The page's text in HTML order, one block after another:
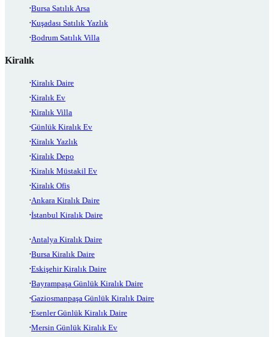
Bursa Satılık Arsa
Kuşadası Satılık Yazlık
Bodrum Satılık Villa
Kiralık
Kiralık Daire
Kiralık Ev
Kiralık Villa
Günlük Kiralık Ev
Kiralık Yazlık
Kiralık Depo
Kiralık Müstakil Ev
Kiralık Ofis
Ankara Kiralık Daire
İstanbul Kiralık Daire
Antalya Kiralık Daire
Bursa Kiralık Daire
Eskişehir Kiralık Daire
Bayrampaşa Günlük Kiralık Daire
Gaziosmanpaşa Günlük Kiralık Daire
Esenler Günlük Kiralık Daire
Mersin Günlük Kiralık Ev